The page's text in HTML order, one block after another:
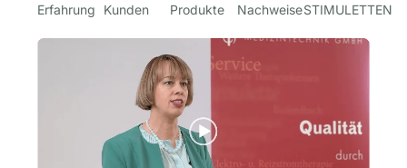
Erfahrung
Kunden
Produkte
NachweiseSTIMULETTEN